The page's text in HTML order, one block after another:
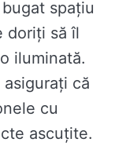
spațiu
doriți să îl
iluminată.
că
cu
ascuțite.